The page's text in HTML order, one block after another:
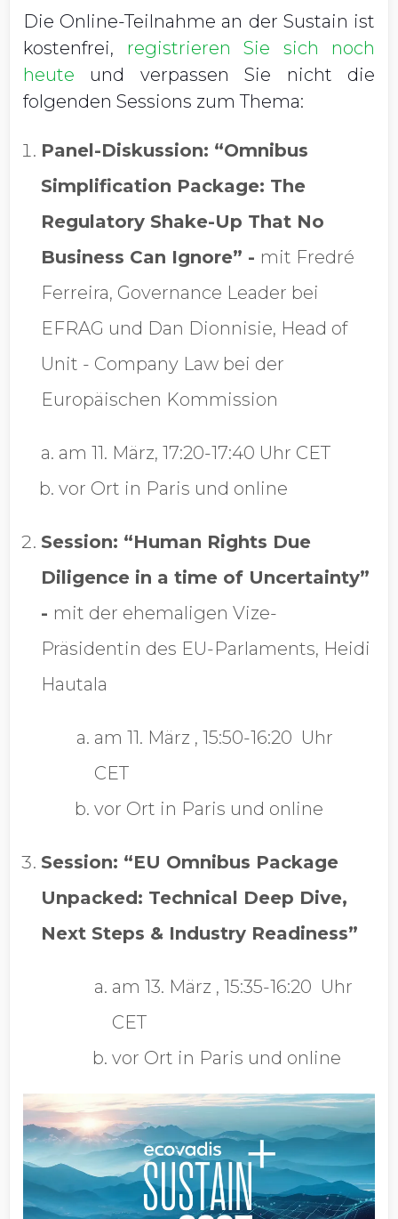
Die Online-Teilnahme an der Sustain ist
kostenfrei, registrieren Sie sich noch
heute und verpassen Sie nicht die
folgenden Sessions zum Thema:
Panel-Diskussion: “Omnibus
Simplification Package: The
Regulatory Shake-Up That No
Business Can Ignore” - mit Fredré
Ferreira, Governance Leader bei
EFRAG und Dan Dionnisie, Head of
Unit - Company Law bei der
Europäischen Kommission
am 11. März, 17:20-17:40 Uhr CET
vor Ort in Paris und online
Session: “Human Rights Due
Diligence in a time of Uncertainty”
- mit der ehemaligen Vize-
Präsidentin des EU-Parlaments, Heidi
Hautala
am 11. März , 15:50-16:20 Uhr
CET
vor Ort in Paris und online
Session: “EU Omnibus Package
Unpacked: Technical Deep Dive,
Next Steps & Industry Readiness”
am 13. März , 15:35-16:20 Uhr
CET
vor Ort in Paris und online